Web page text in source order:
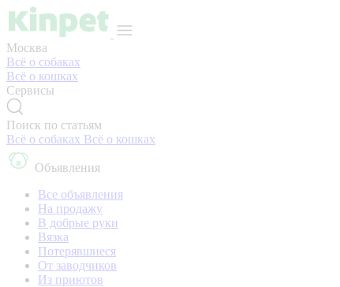
Москва
Всё о собаках
Всё о кошках
Сервисы
Поиск по статьям
Всё о собаках Всё о кошках
Объявления
Все объявления
На продажу
В добрые руки
Вязка
Потерявшиеся
От заводчиков
Из приютов